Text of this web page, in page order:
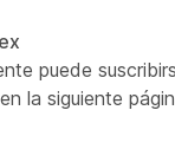
puede
la siguiente